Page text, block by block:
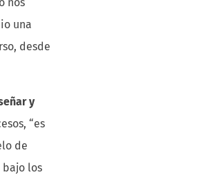
una
desde
y
“es
de
bajo los